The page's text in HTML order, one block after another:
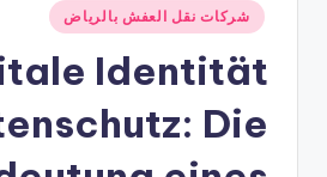
نُشر
في
شركات نقل العفش بالرياض
Identität
Die